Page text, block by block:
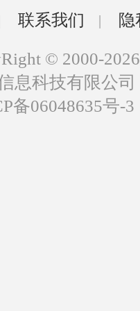
联系我们 |
© 2000-2026
息科技有限公
备06048635号-3